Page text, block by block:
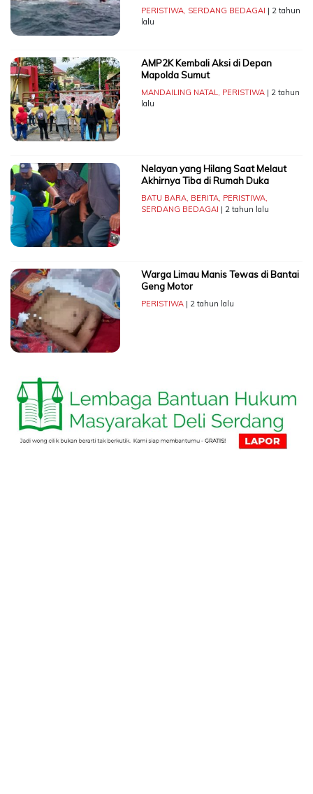
PERISTIWA, SERDANG BEDAGAI | 2 tahun
lalu
AMP2K Kembali Aksi di Depan
Mapolda Sumut
MANDAILING NATAL, PERISTIWA| 2 tahun
lalu
Nelayan yang Hilang Saat Melaut
Akhirnya Tiba di Rumah Duka
BATU BARA, BERITA, PERISTIWA,
SERDANG BEDAGAI | 2 tahun lalu
Warga Limau Manis Tewas di Bantai
Geng Motor
PERISTIWA| 2 tahun lalu